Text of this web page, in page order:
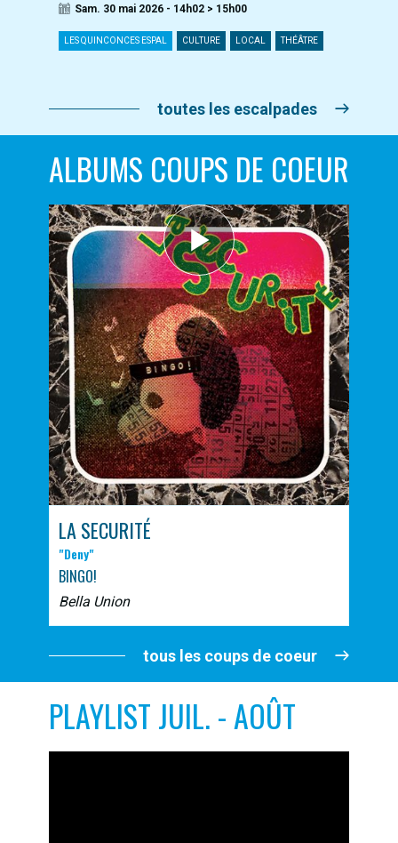
Sam. 30 mai 2026 - 14h02 > 15h00
LES QUINCONCES ESPAL CULTURE LOCAL THÉÂTRE
toutes les escalpades
ALBUMS COUPS DE COEUR
LA SECURITÉ
"Deny"
BINGO!
Bella Union
tous les coups de coeur
PLAYLIST JUIL. - AOÛT